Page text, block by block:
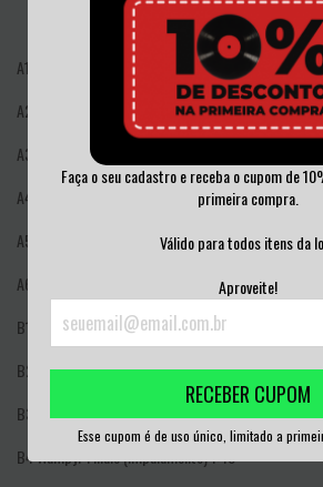
Faça o seu cadastro e receba o cupom de
primeira compra.
Válido para todos itens da
Aproveite!
RECEBER CUPOM
Esse cupom é de uso único, limitado a
A1
Roller (Titoli Di Testa) 3:46
A2
Le Cascate Di Viridiana (Braddock) 1:51
A3
Snip-Snap (Consegne A Domicilio) 0:57
A4
Il Risveglio Del Serpente (Martin & Christine) 1:18
A5
Dr. Frankenstein (Attacco Sul Treno Della Notte)
A6
B1
La Danza (Album Di Famiglia) 2:33
B2
Goblin (Seguendo La Prossima Vittima) 2:18
B3
...E Suono Rock (Cancellando Le Tracce) 1:02
B4Wampyr Finale (Impalamento) 1:40